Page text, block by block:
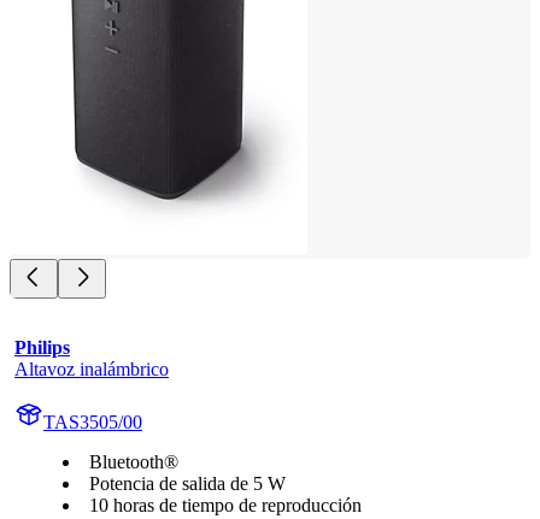
Philips
Altavoz inalámbrico
TAS3505/00
Bluetooth®
Potencia de salida de 5 W
10 horas de tiempo de reproducción